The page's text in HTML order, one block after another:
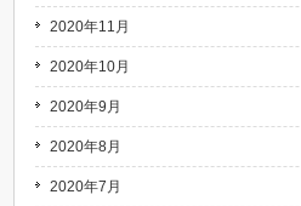
2020年11月
2020年10月
2020年9月
2020年8月
2020年7月